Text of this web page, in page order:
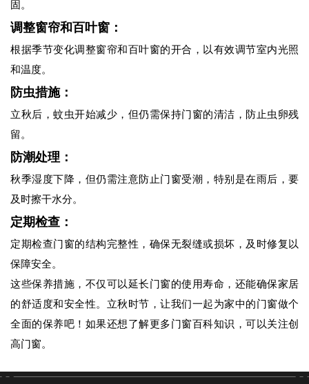
固。
调整窗帘和百叶窗：
根据季节变化调整窗帘和百叶窗的开合，以有效调节室内光照
和温度。
防虫措施：
立秋后，蚊虫开始减少，但仍需保持门窗的清洁，防止虫卵残
留。
防潮处理：
秋季湿度下降，但仍需注意防止门窗受潮，特别是在雨后，要
及时擦干水分。
定期检查：
定期检查门窗的结构完整性，确保无裂缝或损坏，及时修复以
保障安全。
这些保养措施，不仅可以延长门窗的使用寿命，还能确保家居
的舒适度和安全性。立秋时节，让我们一起为家中的门窗做个
全面的保养吧！如果还想了解更多门窗百科知识，可以关注创
高门窗。